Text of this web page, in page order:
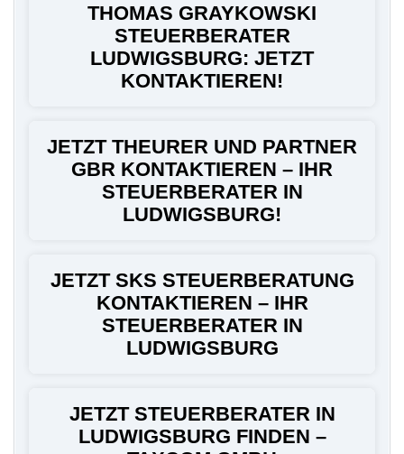
THOMAS GRAYKOWSKI
STEUERBERATER
LUDWIGSBURG: JETZT
KONTAKTIEREN!
JETZT THEURER UND PARTNER
GBR KONTAKTIEREN – IHR
STEUERBERATER IN
LUDWIGSBURG!
JETZT SKS STEUERBERATUNG
KONTAKTIEREN – IHR
STEUERBERATER IN
LUDWIGSBURG
JETZT STEUERBERATER IN
LUDWIGSBURG FINDEN –